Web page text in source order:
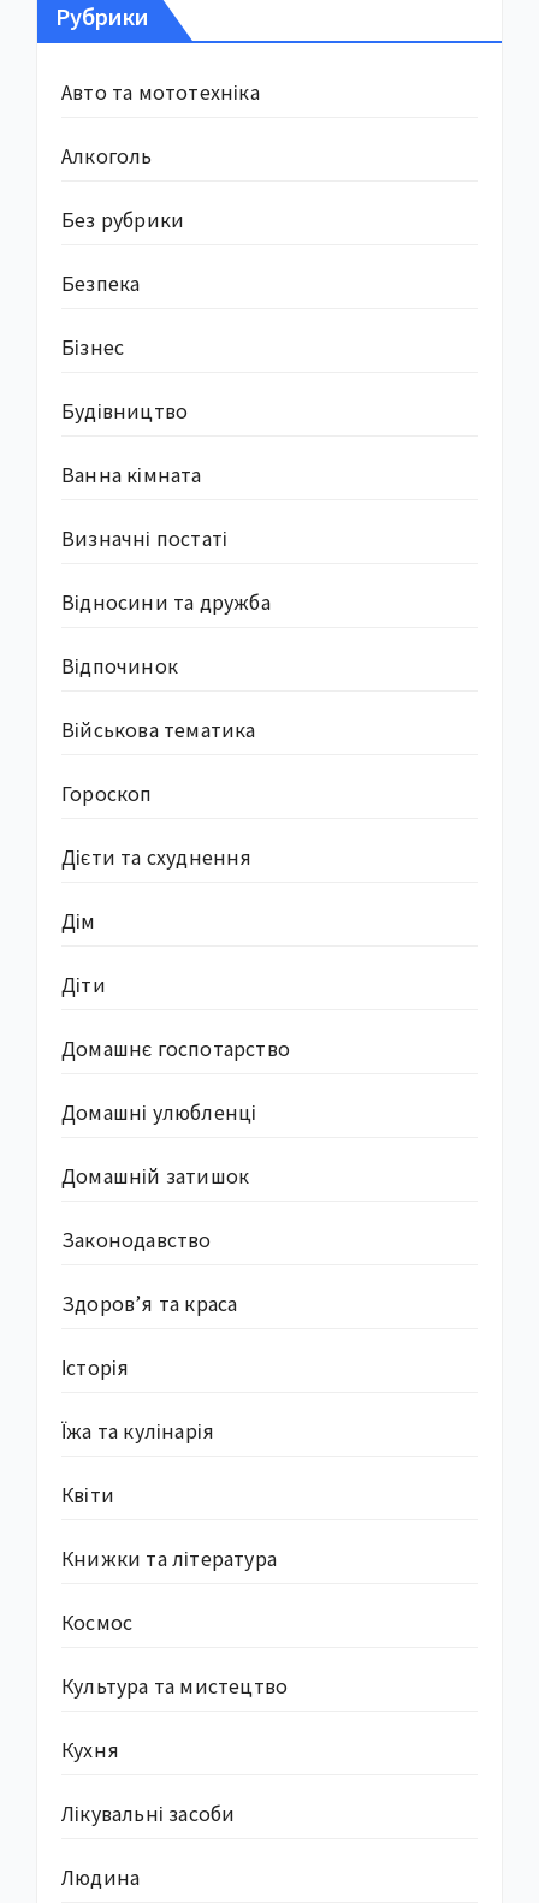
Рубрики
Авто та мототехніка
Алкоголь
Без рубрики
Безпека
Бізнес
Будівництво
Ванна кімната
Визначні постаті
Відносини та дружба
Відпочинок
Військова тематика
Гороскоп
Дієти та схуднення
Дім
Діти
Домашнє госпотарство
Домашні улюбленці
Домашній затишок
Законодавство
Здоров’я та краса
Історія
Їжа та кулінарія
Квіти
Книжки та література
Космос
Культура та мистецтво
Кухня
Лікувальні засоби
Людина